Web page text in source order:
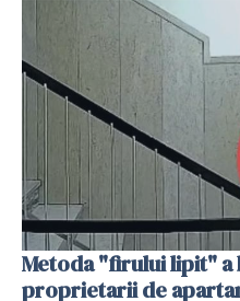
Metoda "firului lipit" a
proprietarii de